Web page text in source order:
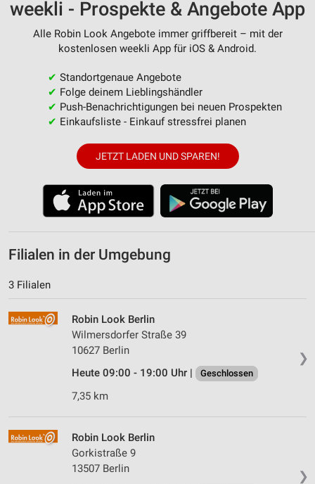
weekli - Prospekte & Angebote App
Alle Robin Look Angebote immer griffbereit – mit der
kostenlosen weekli App für iOS & Android.
✔ Standortgenaue Angebote
✔ Folge deinem Lieblingshändler
✔ Push-Benachrichtigungen bei neuen Prospekten
✔ Einkaufsliste - Einkauf stressfrei planen
JETZT LADEN UND SPAREN!
Filialen in der Umgebung
3 Filialen
❯
Robin Look Berlin
Wilmersdorfer Straße 39
10627 Berlin
Heute 09:00 - 19:00 Uhr |
Geschlossen
7,35 km
❯
Robin Look Berlin
Gorkistraße 9
13507 Berlin